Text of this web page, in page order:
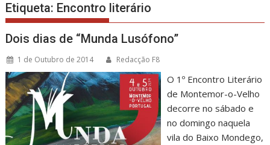
Etiqueta: Encontro literário
Dois dias de “Munda Lusófono”
1 de Outubro de 2014 Redacção F8
O 1º Encontro Literário
de Montemor-o-Velho
decorre no sábado e
no domingo naquela
vila do Baixo Mondego,